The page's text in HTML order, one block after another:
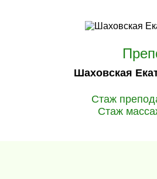
Шаховская
Стаж
Стаж